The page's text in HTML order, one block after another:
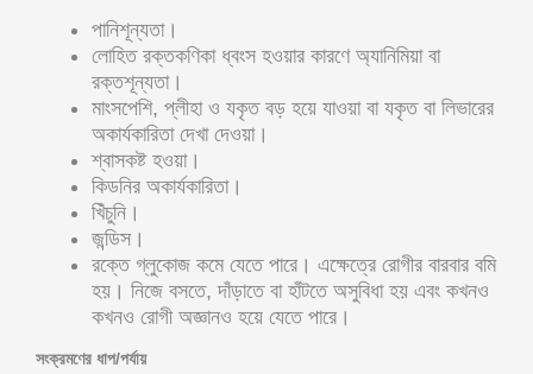
পানিশূন্যতা।
লোহিত রক্তকণিকা ধ্বংস হওয়ার কারণে অ্যানিমিয়া বা
রক্তশূন্যতা।
মাংসপেশি, প্লীহা ও যকৃত বড় হয়ে যাওয়া বা যকৃত বা লিভারের
অকার্যকারিতা দেখা দেওয়া।
শ্বাসকষ্ট হওয়া।
কিডনির অকার্যকারিতা।
খিঁচুনি।
জন্ডিস।
রক্তে গ্লুকোজ কমে যেতে পারে। এক্ষেত্রে রোগীর বারবার বমি
হয়। নিজে বসতে, দাঁড়াতে বা হাঁটতে অসুবিধা হয় এবং কখনও
কখনও রোগী অজ্ঞানও হয়ে যেতে পারে।
সংক্রমণের ধাপ/পর্যায়